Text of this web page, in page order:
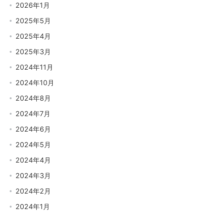
2026年1月
2025年5月
2025年4月
2025年3月
2024年11月
2024年10月
2024年8月
2024年7月
2024年6月
2024年5月
2024年4月
2024年3月
2024年2月
2024年1月